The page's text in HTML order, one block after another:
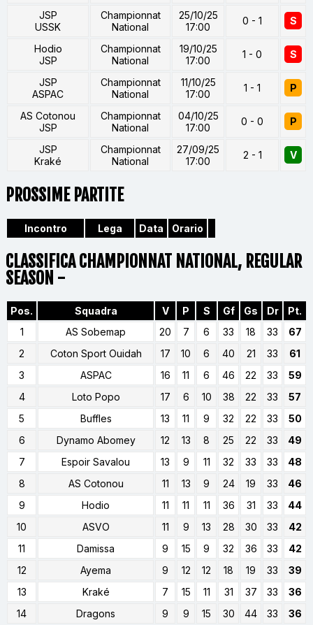
JSP
USSK
Championnat
National
25/10/25
17:00
0 - 1 S
Hodio
JSP
Championnat
National
19/10/25
17:00
1 - 0 S
JSP
ASPAC
Championnat
National
11/10/25
17:00
1 - 1 P
AS Cotonou
JSP
Championnat
National
04/10/25
17:00
0 - 0 P
JSP
Kraké
Championnat
National
27/09/25
17:00
2 - 1 V
PROSSIME PARTITE
Incontro Lega Data Orario
CLASSIFICA CHAMPIONNAT NATIONAL, REGULAR
SEASON -
Pos. Squadra V P S Gf Gs Dr
Pt.
1
AS Sobemap 20 7 6 33 18 33
67
2
Coton Sport Ouidah 17 10 6 40 21 33
61
3
ASPAC 16 11 6 46 22 33
59
4
Loto Popo 17 6 10 38 22 33
57
5
Buffles 13 11 9 32 22 33
50
6
Dynamo Abomey 12 13 8 25 22 33
49
7
Espoir Savalou 13 9 11 32 33 33
48
8
AS Cotonou 11 13 9 24 19 33
46
9
Hodio 11 11 11 36 31 33
44
10
ASVO 11 9 13 28 30 33
42
11
Damissa 9 15 9 32 36 33
42
12
Ayema 9 12 12 18 19 33
39
13
Kraké 7 15 11 31 37 33
36
14
Dragons 9 9 15 30 44 33 36